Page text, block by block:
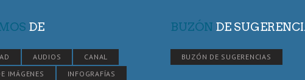
DE
AUDIOS
CANAL
IMÁGENES
INFOGRAFÍAS
BUZÓN DE
BUZÓN DE SUGERENCIAS